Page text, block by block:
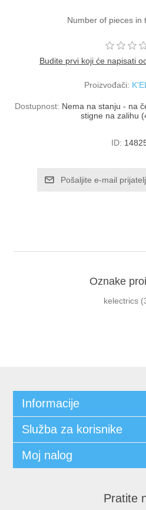
Number of pieces in
Budite prvi koji će napisati
Proizvođači:
Dostupnost: Nema na stanju - na
stigne na zalihu
ID:
Oznake
kelectrics
Informacije
Služba za korisnike
Moj nalog
Pratite